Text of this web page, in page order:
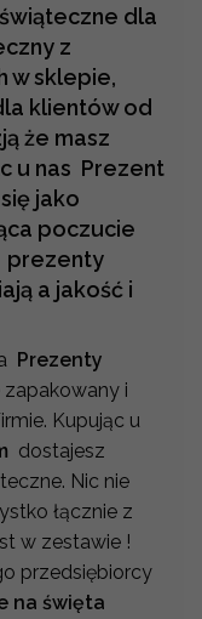
dla
z
w sklepie,
klientów od
że masz
u nas Prezent
jako
poczucie
prezenty
a jakość i
Prezenty
zapakowany i
Kupując u
dostajesz
Nic nie
łącznie z
w zestawie !
przedsiębiorcy
na święta